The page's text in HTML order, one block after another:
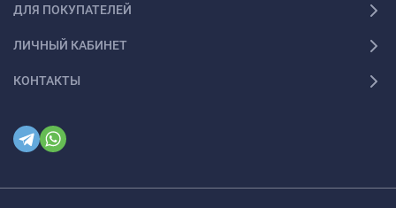
ДЛЯ ПОКУПАТЕЛЕЙ
ЛИЧНЫЙ КАБИНЕТ
КОНТАКТЫ